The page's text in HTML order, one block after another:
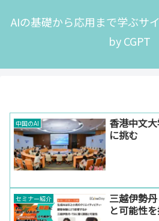
AIの基礎から応用まで学ぶサ
by CGPT
中国のAI
香港中文
に挑む
セミナー紹介
三越伊勢
と可能性